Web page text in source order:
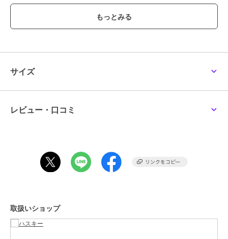
で歩きやすいです。
【デザイン・履き心地】
日本製ならではの木型のシルエット・ステッチの細かいピッチ・素材
の上品さ等、感じて頂けるアイテムになっています。
普段23.5を着用しているスタッフが23.5サイズを着用でジャストサイ
ご了承ください。
期間限定セール開催中
サイズ
レビュー・口コミ
取扱いショップ